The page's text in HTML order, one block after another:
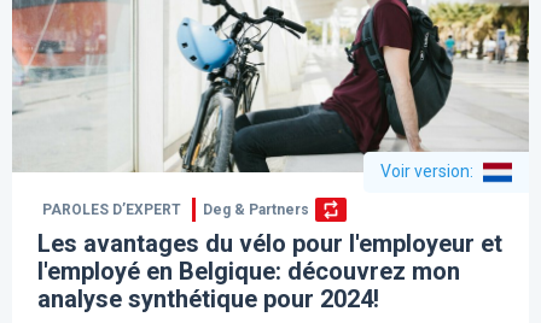
Voir version:
PAROLES D’EXPERT Deg & Partners
Les avantages du vélo pour l'employeur et
l'employé en Belgique: découvrez mon
analyse synthétique pour 2024!